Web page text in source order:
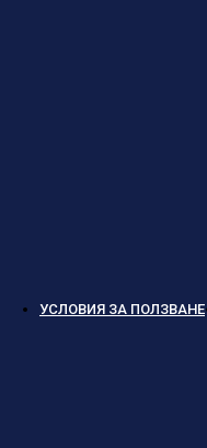
УСЛОВИЯ ЗА ПОЛЗВАНЕ